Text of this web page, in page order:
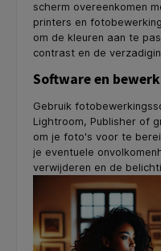
scherm overeenkomen
printers en
om de kleuren aan te
contrast en de
Software en
Gebruik
Lightroom, Publisher of
om je foto's voor te
je eventuele
verwijderen en de